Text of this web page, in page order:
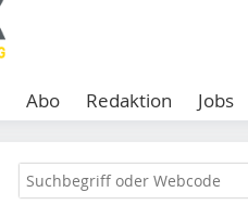
Abo Redaktion Jobs